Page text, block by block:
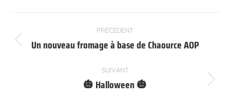
article
PRÉCÉDENT
Article
:
Un nouveau fromage à base de Chaource AOP
SUIVANT
Article
🎃 Halloween 🎃